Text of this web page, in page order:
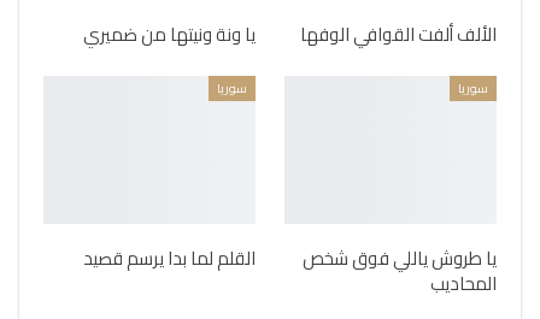
الألف ألفت القوافي الوفها يا ونة ونيتها من ضميري
سوريا
يا طروش ياللي فوق شخص
المحاديب
سوريا
القلم لما بدا يرسم قصيد